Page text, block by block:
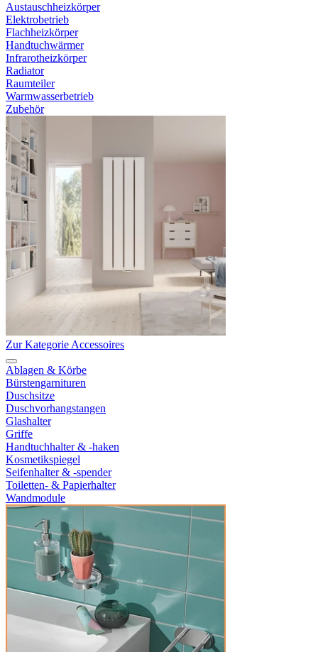
Austauschheizkörper
Elektrobetrieb
Flachheizkörper
Handtuchwärmer
Infrarotheizkörper
Radiator
Raumteiler
Warmwasserbetrieb
Zubehör
Zur Kategorie Accessoires
Ablagen & Körbe
Bürstengarnituren
Duschsitze
Duschvorhangstangen
Glashalter
Griffe
Handtuchhalter & -haken
Kosmetikspiegel
Seifenhalter & -spender
Toiletten- & Papierhalter
Wandmodule